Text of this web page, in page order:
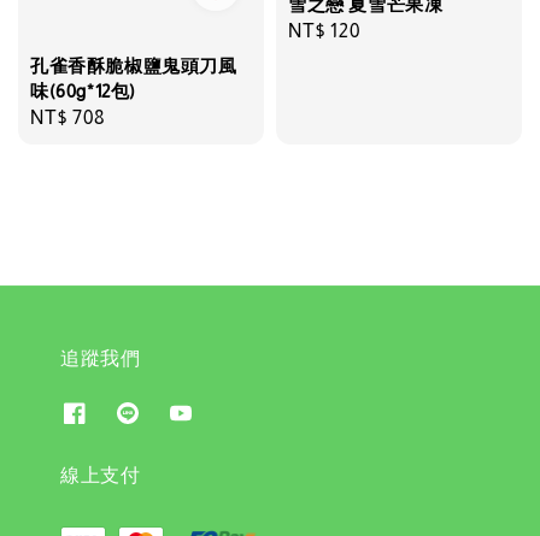
孔雀香酥脆椒鹽鬼頭刀風
味(60g*12包)
Regular
NT$ 708
雪之戀 夏雪芒果凍
Regular
NT$ 120
追蹤我們
線上支付